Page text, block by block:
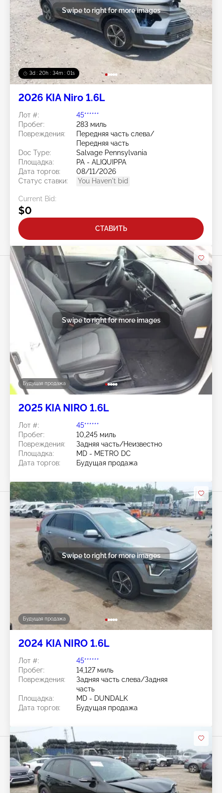
3d : 20h : 33m : 59s
Swipe to right for more images
2026 KIA Niro 1.6L
Лот #:
45******
Пробег:
283 миль
Повреждения:
Передняя часть слева/
Передняя часть
Doc Type:
Salvage Pennsylvania
Площадка:
PA - ALIQUIPPA
Дата торгов:
08/11/2026
Статус ставки:
You Haven't bid
Current Bid:
$0
СТАВИТЬ
Будущая продажа
Swipe to right for more images
2025 KIA NIRO 1.6L
Лот #:
45******
Пробег:
10,245 миль
Повреждения:
Задняя часть/Неизвестно
Площадка:
MD - METRO DC
Дата торгов:
Будущая продажа
Будущая продажа
Swipe to right for more images
2024 KIA NIRO 1.6L
Лот #:
45******
Пробег:
14,127 миль
Повреждения:
Задняя часть слева/Задняя
часть
Площадка:
MD - DUNDALK
Дата торгов:
Будущая продажа